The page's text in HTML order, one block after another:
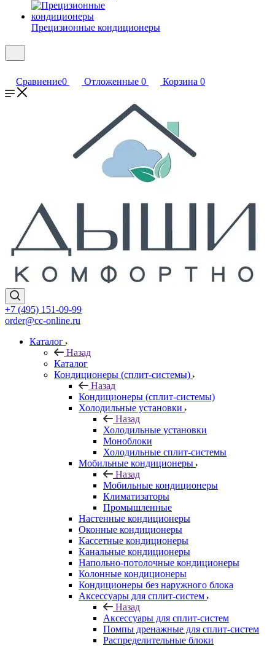
Прецизионные кондиционеры
Сравнение0 Отложенные 0 Корзина 0
+7 (495) 151-09-99
order@cc-online.ru
Каталог
Назад
Каталог
Кондиционеры (сплит-системы)
Назад
Кондиционеры (сплит-системы)
Холодильные установки
Назад
Холодильные установки
Моноблоки
Холодильные сплит-системы
Мобильные кондиционеры
Назад
Мобильные кондиционеры
Климатизаторы
Промышленные
Настенные кондиционеры
Оконные кондиционеры
Кассетные кондиционеры
Канальные кондиционеры
Напольно-потолочные кондиционеры
Колонные кондиционеры
Кондиционеры без наружного блока
Аксессуары для сплит-систем
Назад
Аксессуары для сплит-систем
Помпы дренажные для сплит-систем
Распределительные блоки